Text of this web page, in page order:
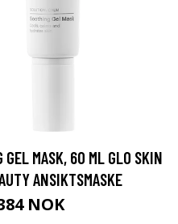
GEL MASK, 60 ML GLO SKIN
ANSIKTSMASKE
NOK